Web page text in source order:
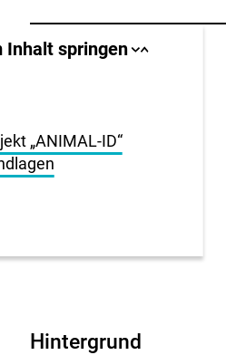
Inhalt springen Sprungankerliste
Sprungankerliste
„ANIMAL-ID“
Hintergrund